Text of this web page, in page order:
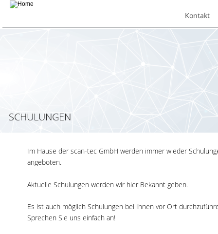
Kontakt
SCHULUNGEN
Im Hause der scan-tec GmbH werden immer wieder
angeboten.
Aktuelle Schulungen werden wir hier Bekannt geben.
Es ist auch möglich Schulungen bei Ihnen vor Ort
Sprechen Sie uns einfach an!